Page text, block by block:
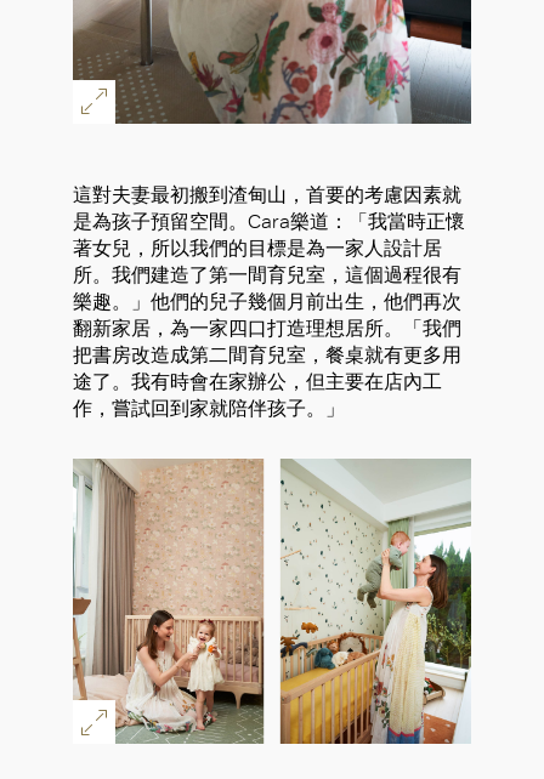
這對夫妻最初搬到渣甸山，首要的考慮因素就
是為孩子預留空間。Cara樂道：「我當時正懷
著女兒，所以我們的目標是為一家人設計居
所。我們建造了第一間育兒室，這個過程很有
樂趣。」他們的兒子幾個月前出生，他們再次
翻新家居，為一家四口打造理想居所。「我們
把書房改造成第二間育兒室，餐桌就有更多用
途了。我有時會在家辦公，但主要在店內工
作，嘗試回到家就陪伴孩子。」